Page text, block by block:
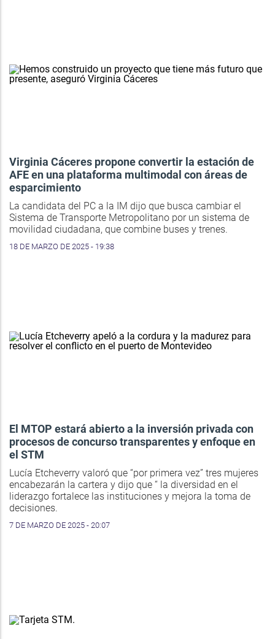
Virginia Cáceres propone convertir la estación de
AFE en una plataforma multimodal con áreas de
esparcimiento
La candidata del PC a la IM dijo que busca cambiar el
Sistema de Transporte Metropolitano por un sistema de
movilidad ciudadana, que combine buses y trenes.
18 DE MARZO DE 2025 - 19:38
El MTOP estará abierto a la inversión privada con
procesos de concurso transparentes y enfoque en
el STM
Lucía Etcheverry valoró que “por primera vez” tres mujeres
encabezarán la cartera y dijo que “ la diversidad en el
liderazgo fortalece las instituciones y mejora la toma de
decisiones.
7 DE MARZO DE 2025 - 20:07